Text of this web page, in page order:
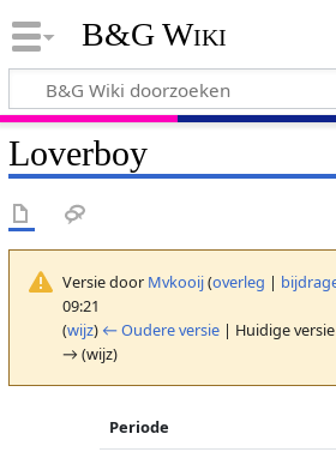
B&G Wiki
Loverboy
Versie door Mvkooij(overleg |
09:21
(wijz) ← Oudere versie| Huidige
→ (wijz)
Periode